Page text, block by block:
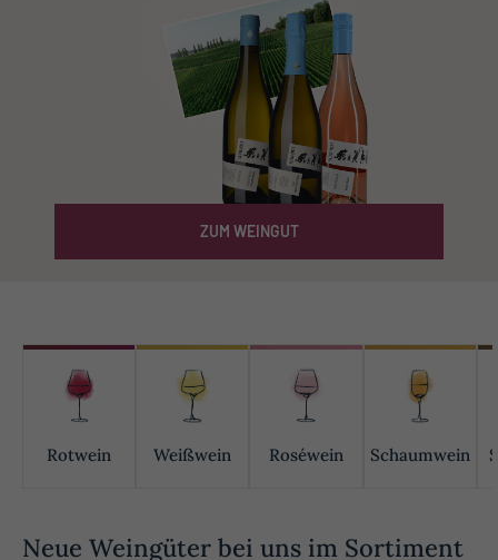
ZUM WEINGUT
Rotwein Weißwein Roséwein Schaumwein
Neue Weingüter bei uns im Sortiment